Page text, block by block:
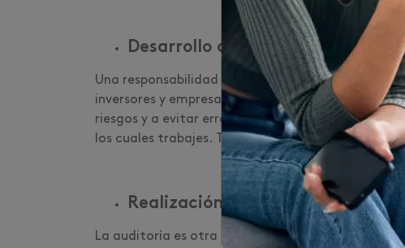
Desarrollo de planes de negocios
Una responsabilidad crucial del contador público
inversores y empresas. Mediante estos, como
riesgos y a evitar errores que podrían poner en
los cuales trabajes. Tu experticia te permitirá
Realización de auditorías
La auditoría es otra de tus tareas como contador